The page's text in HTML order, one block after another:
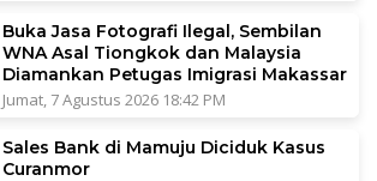
Buka Jasa Fotografi Ilegal, Sembilan
WNA Asal Tiongkok dan Malaysia
Diamankan Petugas Imigrasi Makassar
Jumat, 7 Agustus 2026 18:42 PM
Sales Bank di Mamuju Diciduk Kasus
Curanmor